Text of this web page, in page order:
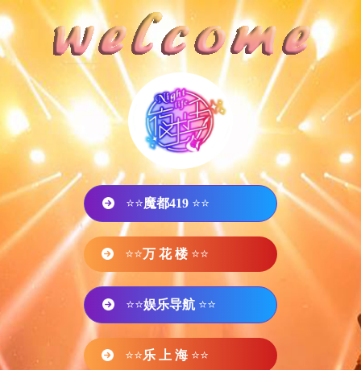
⭐⭐魔都419 ⭐⭐
⭐⭐万 花 楼 ⭐⭐
⭐⭐娱乐导航 ⭐⭐
⭐⭐乐 上 海 ⭐⭐